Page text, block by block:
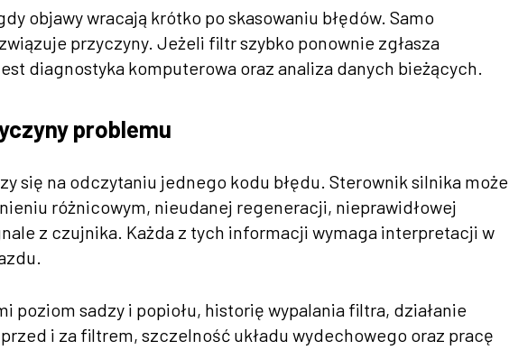
objawy wracają krótko po skasowaniu błędów. Samo
przyczyny. Jeżeli filtr szybko ponownie zgłasza
diagnostyka komputerowa oraz analiza danych bieżących.
problemu
się na odczytaniu jednego kodu błędu. Sterownik silnika może
różnicowym, nieudanej regeneracji, nieprawidłowej
z czujnika. Każda z tych informacji wymaga interpretacji w
poziom sadzy i popiołu, historię wypalania filtra, działanie
i za filtrem, szczelność układu wydechowego oraz pracę